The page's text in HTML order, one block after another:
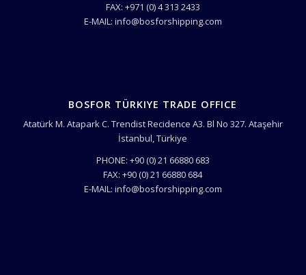
FAX: +971 (0) 4 313 2433
E-MAIL: info@bosforshipping.com
BOSFOR TÜRKIYE TRADE OFFICE
Atatürk M. Atapark C. Trendist Recidence A3. Bl No 327. Ataşehir
İstanbul, Türkiye
PHONE: +90 (0) 21 66880 683
FAX: +90 (0) 21 66880 684
E-MAIL: info@bosforshipping.com